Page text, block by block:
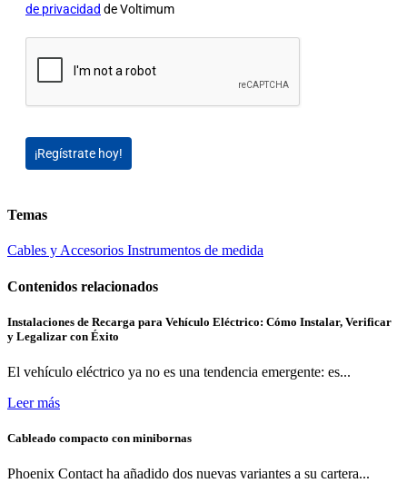
de privacidad de Voltimum
¡Regístrate hoy!
Temas
Cables y Accesorios Instrumentos de medida
Contenidos relacionados
Instalaciones de Recarga para Vehículo Eléctrico: Cómo Instalar, Verificar
y Legalizar con Éxito
El vehículo eléctrico ya no es una tendencia emergente: es...
Leer más
Cableado compacto con minibornas
Phoenix Contact ha añadido dos nuevas variantes a su cartera...